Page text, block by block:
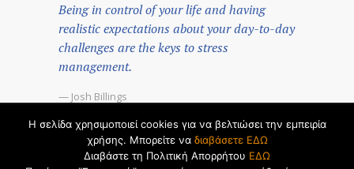
Being in control of your life and having
realistic expectations about your day-to-day
challenges are the keys to stress
management.
— Josh Billings
© 2026 byDualsoft
Η σελίδα χρησιμοποιεί cookies για να βελτιώσει την εμπειρία
χρήσης. Μπορείτε να διαβάσετε ΕΔΩ
Διαβάστε τη Πολιτική Απορρήτου ΕΔΩ